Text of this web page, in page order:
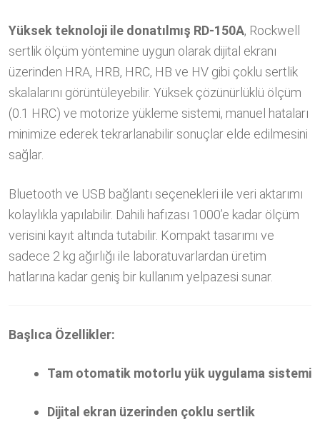
Yüksek teknoloji ile donatılmış RD-150A, Rockwell
sertlik ölçüm yöntemine uygun olarak dijital ekranı
üzerinden HRA, HRB, HRC, HB ve HV gibi çoklu sertlik
skalalarını görüntüleyebilir. Yüksek çözünürlüklü ölçüm
(0.1 HRC) ve motorize yükleme sistemi, manuel hataları
minimize ederek tekrarlanabilir sonuçlar elde edilmesini
sağlar.
Bluetooth ve USB bağlantı seçenekleri ile veri aktarımı
kolaylıkla yapılabilir. Dahili hafızası 1000’e kadar ölçüm
verisini kayıt altında tutabilir. Kompakt tasarımı ve
sadece 2 kg ağırlığı ile laboratuvarlardan üretim
hatlarına kadar geniş bir kullanım yelpazesi sunar.
Başlıca Özellikler:
Tam otomatik motorlu yük uygulama sistemi
Dijital ekran üzerinden çoklu sertlik